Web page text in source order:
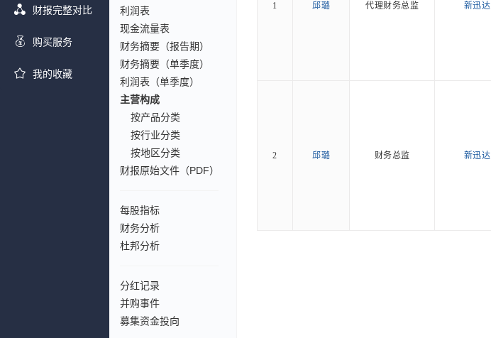
财报完整对比
购买服务
我的收藏
利润表
现金流量表
财务摘要（报告期）
财务摘要（单季度）
利润表（单季度）
主营构成
按产品分类
按行业分类
按地区分类
财报原始文件（PDF）
每股指标
财务分析
杜邦分析
分红记录
并购事件
募集资金投向
1 邱璐 代理财务总监 新迅达
2 邱璐 财务总监 新迅达